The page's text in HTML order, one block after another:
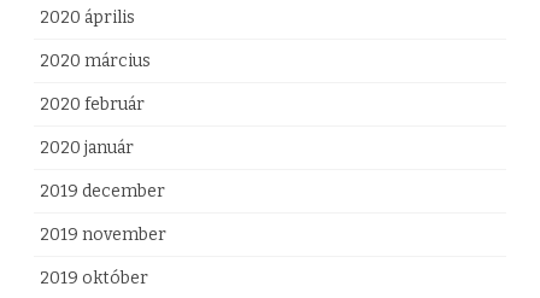
2020 április
2020 március
2020 február
2020 január
2019 december
2019 november
2019 október